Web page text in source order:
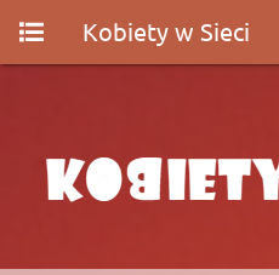
Kobiety w Sieci